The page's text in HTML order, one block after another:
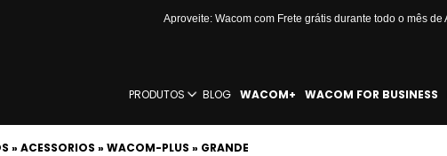
Aproveite: Wacom com Frete grátis durante todo o mês de
PRODUTOS BLOG WACOM+ WACOM FOR BUSINESS
» ACESSORIOS » WACOM-PLUS » GRANDE